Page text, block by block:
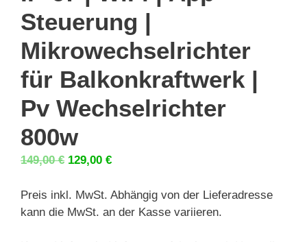
Steuerung |
Mikrowechselrichter
für Balkonkraftwerk |
Pv Wechselrichter
800w
149,00€ Ursprünglicher
war:
149,00 €
129,00 €Aktueller
ist:
129,00 €.
Preis inkl. MwSt. Abhängig von der Lieferadresse
kann die MwSt. an der Kasse variieren.